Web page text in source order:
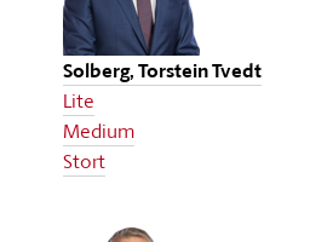
Solberg, Torstein Tvedt
Lite
Medium
Stort